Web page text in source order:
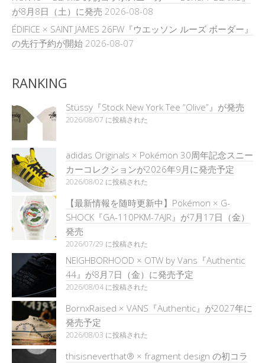
が8月8日（土）に発売 2026-08-08
ÉDIFICE × SAINT JAMES 26FW『ウエッソン ルーズ ボーダー』
の先行予約が開始 2026-08-07
RANKING
Stüssy『Stock New York Tee “Olive”』が発売
2026/08/07 に投稿された
adidas Originals × Pokémon 30周年記念スニー
カーコレクションが2026年9月に発売予定
2026/08/02 に投稿された
【最新情報を随時更新中】Pokémon × G-
SHOCK『GA-110PKM-7AJR』が7月17日（金）
発売
2026/07/29 に投稿された
NEIGHBORHOOD × OTW by Vans『Authentic
44』が8月7日（金）に発売予定
2026/08/04 に投稿された
BornxRaised × VANS『Authentic』が2027年に
発売予定
2026/08/03 に投稿された
thisisneverthat® × fragment design の初コラ